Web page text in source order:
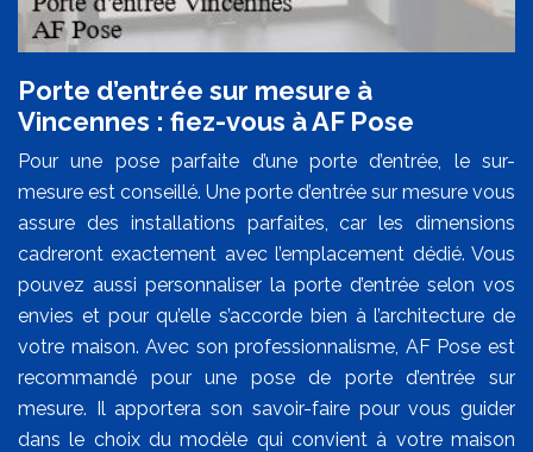
Porte d’entrée sur mesure à
Vincennes : fiez-vous à AF Pose
Pour une pose parfaite d’une porte d’entrée, le sur-
mesure est conseillé. Une porte d’entrée sur mesure vous
assure des installations parfaites, car les dimensions
cadreront exactement avec l’emplacement dédié. Vous
pouvez aussi personnaliser la porte d’entrée selon vos
envies et pour qu’elle s’accorde bien à l’architecture de
votre maison. Avec son professionnalisme, AF Pose est
recommandé pour une pose de porte d’entrée sur
mesure. Il apportera son savoir-faire pour vous guider
dans le choix du modèle qui convient à votre maison